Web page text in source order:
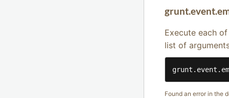
Execute each
list of
Found an error in the